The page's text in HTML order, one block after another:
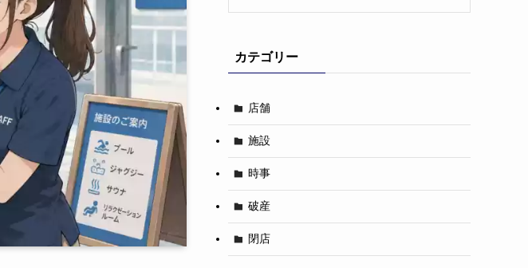
カテゴリー
店舗
施設
時事
破産
閉店